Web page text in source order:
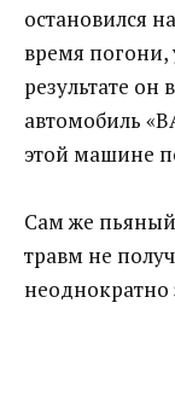
остановился
время погони,
результате он
автомобиль
этой машине
Сам же
травм не
неоднократно